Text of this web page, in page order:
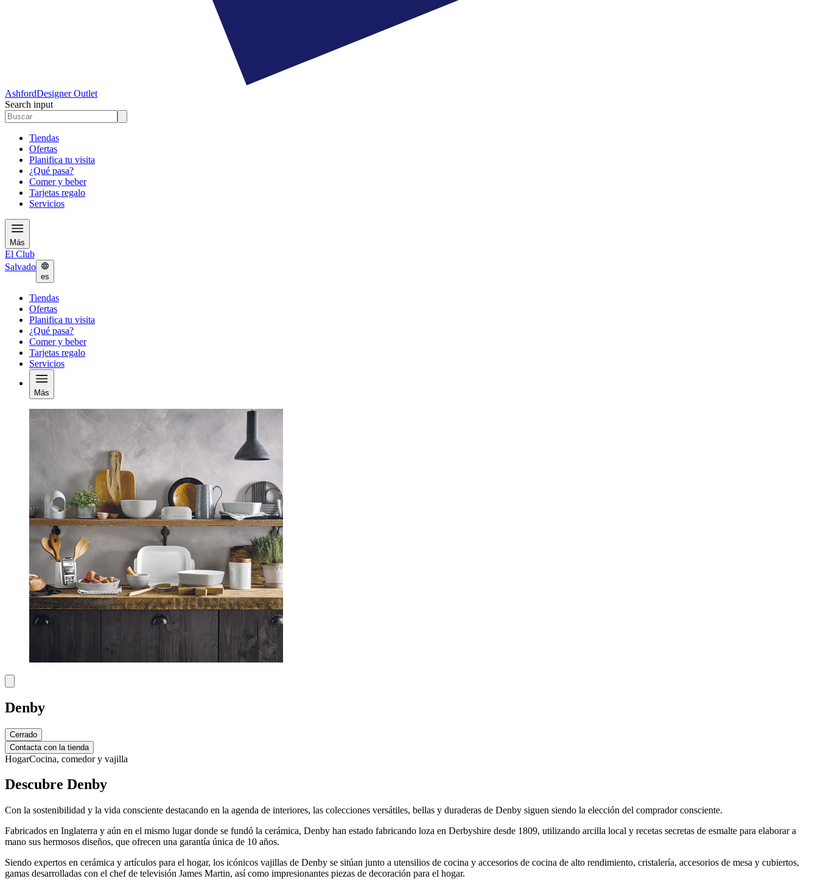
AshfordDesigner Outlet
Search input
Tiendas
Ofertas
Planifica tu visita
¿Qué pasa?
Comer y beber
Tarjetas regalo
Servicios
Más
El Club
Salvado
es
Tiendas
Ofertas
Planifica tu visita
¿Qué pasa?
Comer y beber
Tarjetas regalo
Servicios
Más
Denby
Cerrado
Contacta con la tienda
HogarCocina, comedor y vajilla
Descubre Denby
Con la sostenibilidad y la vida consciente destacando en la agenda de interiores, las colecciones versátiles, bellas y duraderas de Denby siguen siendo la elección del comprador consciente.
Fabricados en Inglaterra y aún en el mismo lugar donde se fundó la cerámica, Denby han estado fabricando loza en Derbyshire desde 1809, utilizando arcilla local y recetas secretas de esmalte para elaborar a
mano sus hermosos diseños, que ofrecen una garantía única de 10 años.
Siendo expertos en cerámica y artículos para el hogar, los icónicos vajillas de Denby se sitúan junto a utensilios de cocina y accesorios de cocina de alto rendimiento, cristalería, accesorios de mesa y cubiertos,
gamas desarrolladas con el chef de televisión James Martin, así como impresionantes piezas de decoración para el hogar.